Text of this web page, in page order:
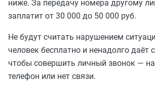
ниже. За передачу номера другому
заплатит от 30 000 до 50 000 руб.
Не будут считать нарушением
человек бесплатно и ненадолго даёт
чтобы совершить личный звонок —
телефон или нет связи.